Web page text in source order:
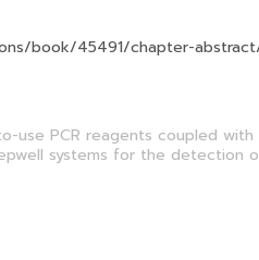
book/45491/chapter-
PCR reagents coupled with
systems for the detection